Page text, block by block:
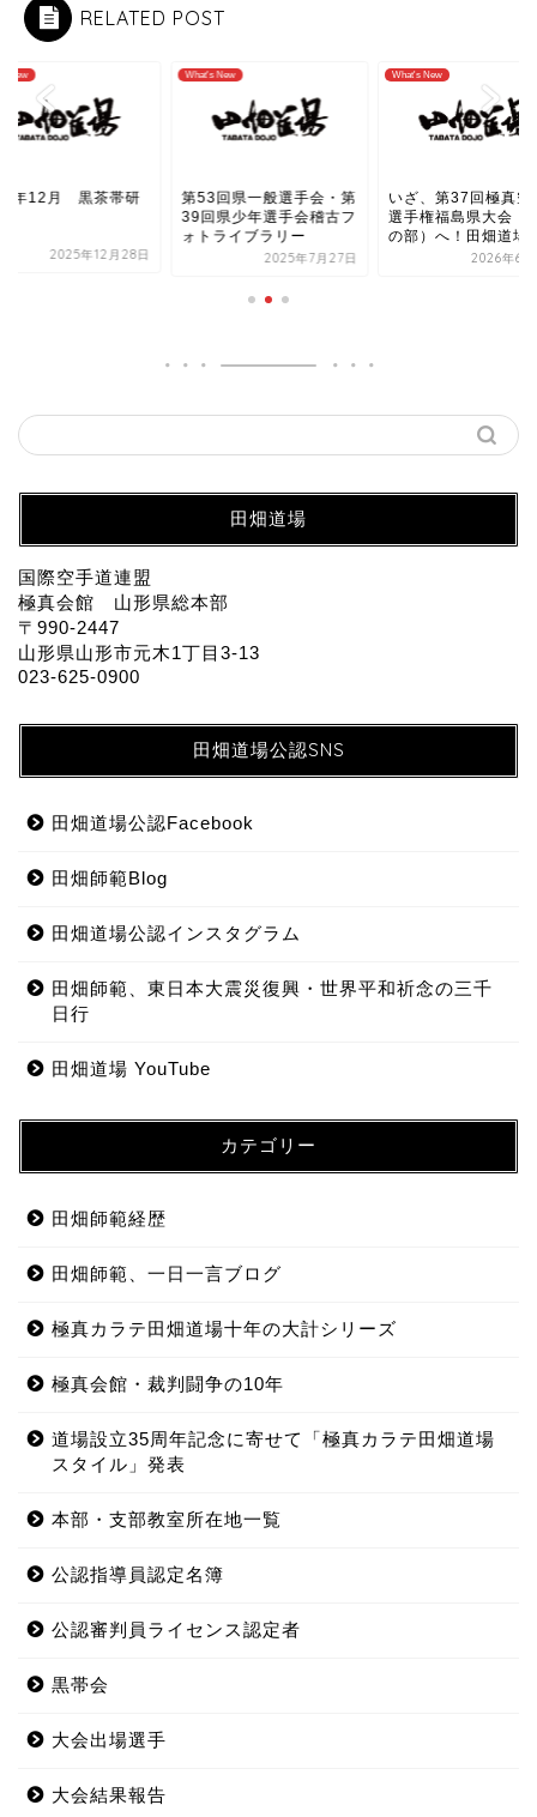
RELATED POST
New
回県一般選手会・第
2025年7月27日
What's New
いざ、第37回極真空手道
選手権福島県大会（組手
の部）へ！田畑道場代...
2026年6月20日
What's New
2025年12月 黒茶
読本
2025年12
田畑道場
国際空手道連盟
極真会館 山形県総本部
〒990-2447
山形県山形市元木1丁目3-13
023-625-0900
田畑道場公認SNS
田畑道場公認Facebook
田畑師範Blog
田畑道場公認インスタグラム
田畑師範、東日本大震災復興・世界平和祈念の三千
日行
田畑道場 YouTube
カテゴリー
田畑師範経歴
田畑師範、一日一言ブログ
極真カラテ田畑道場十年の大計シリーズ
極真会館・裁判闘争の10年
道場設立35周年記念に寄せて「極真カラテ田畑道場
スタイル」発表
本部・支部教室所在地一覧
公認指導員認定名簿
公認審判員ライセンス認定者
黒帯会
大会出場選手
大会結果報告